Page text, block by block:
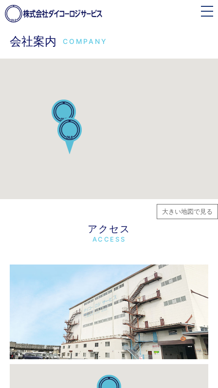
toggle
navigation
会社案内 COMPANY
大きい地図で見る
アクセス
ACCESS